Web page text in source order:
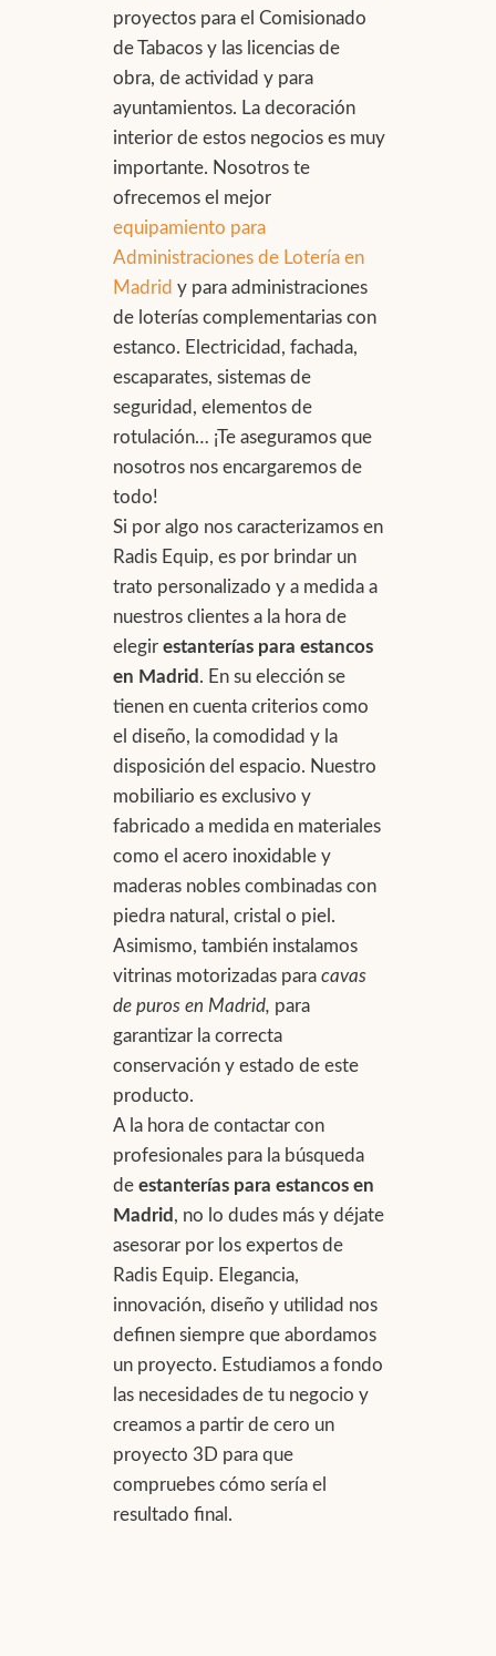
proyectos para el Comisionado
de Tabacos y las licencias de
obra, de actividad y para
ayuntamientos. La decoración
interior de estos negocios es muy
importante. Nosotros te
ofrecemos el mejor
equipamiento para
Administraciones de Lotería en
Madrid y para administraciones
de loterías complementarias con
estanco. Electricidad, fachada,
escaparates, sistemas de
seguridad, elementos de
rotulación… ¡Te aseguramos que
nosotros nos encargaremos de
todo!
Si por algo nos caracterizamos en
Radis Equip, es por brindar un
trato personalizado y a medida a
nuestros clientes a la hora de
elegir estanterías para estancos
en Madrid . En su elección se
tienen en cuenta criterios como
el diseño, la comodidad y la
disposición del espacio. Nuestro
mobiliario es exclusivo y
fabricado a medida en materiales
como el acero inoxidable y
maderas nobles combinadas con
piedra natural, cristal o piel.
Asimismo, también instalamos
vitrinas motorizadas para cavas
de puros en Madrid, para
garantizar la correcta
conservación y estado de este
producto.
A la hora de contactar con
profesionales para la búsqueda
de estanterías para estancos en
Madrid , no lo dudes más y déjate
asesorar por los expertos de
Radis Equip. Elegancia,
innovación, diseño y utilidad nos
definen siempre que abordamos
un proyecto. Estudiamos a fondo
las necesidades de tu negocio y
creamos a partir de cero un
proyecto 3D para que
compruebes cómo sería el
resultado final.